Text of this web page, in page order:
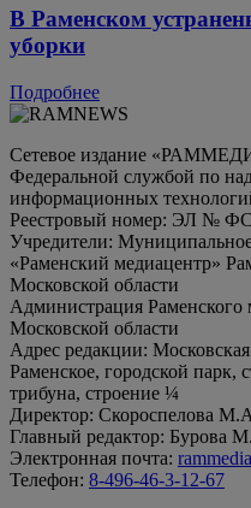
В Раменском
уборки
Подробнее
Сетевое издание
Федеральной службой по
информационных
Реестровый номер: ЭЛ №
Учредители:
«Раменский медиацентр»
Московской области
Администрация Раменского
Московской области
Адрес редакции: Московская
Раменское, городской парк,
трибуна, строение ¼
Директор: Скороспелова
Главный редактор: Бурова
Электронная почта:
Телефон: 8-496-46-3-12-67